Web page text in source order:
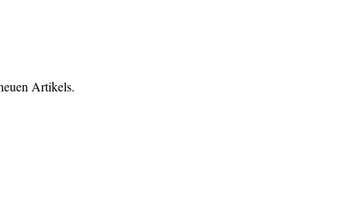
Artikels.